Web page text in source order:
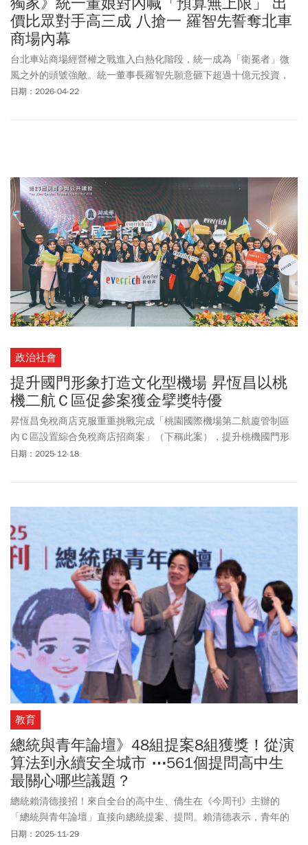
價比眾對手高三成 八搶一 羅智先誓奪北車
商場內幕
台北車站商場經營權之戰進入白熱化階段，統一成為「衛冕者」微
風之外的頭號強敵。統一董事長羅智先願意砸下超過十億元投資，
他在打什麼算盤？
日期：2026-04-22
政治社會
提升國門形象打造文化型機場 昇恆昌以桃
機二航Ｃ區促參案獲金擘獎特優
昇恆昌免稅商店克服重重挑戰完成「桃園國際機場第二航廈管制區
內Ｃ區設置綜合免稅商店招商案」（下稱此案），提升桃機國門形
象、支持地方創生，深受肯定，榮獲由財政部主辦、譽為臺灣促參
日期：2025-12-18
教育
總統與青年論壇》48組提案8組獲獎！從演
算法到永續安全城市 ⋯561個提問高中生
最關心哪些議題？
總統賴清德接招！來自全台的高中生、僑生在《今周刊》主辦的
「總統與青年論壇」直接向總統提案、提問。賴清德表示，青年的
聲音應該要被聽見、被理解、被重視，今天來聽聽大家寶貴的意
日期：2025-11-29